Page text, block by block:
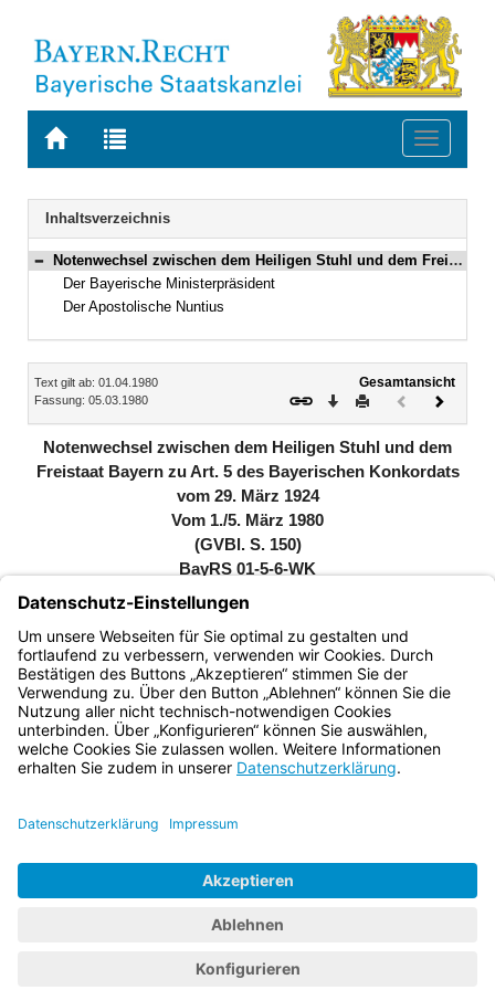
Zur
BAYERN.RECHT
Zur
letzten
Suche
Toggle
Navigation
Inhaltsverzeichnis
Bereich reduzieren
Notenwechsel zwischen dem Heiligen Stuhl und dem Freistaat Bayern zu Art. 5 des Bayerischen Konkordats vom 29. März 1924 Vom 1./5. März 1980 (GVBl. S. 150) BayRS 01-5-6-WK
Der Bayerische Ministerpräsident
Der Apostolische Nuntius
Inhalt
Text gilt ab: 01.04.1980
Fassung: 05.03.1980
Gesamtansicht
Download
DruckenVorheriges
Notenwechsel zwischen dem Heiligen Stuhl und dem
Freistaat Bayern zu Art. 5 des Bayerischen Konkordats
vom 29. März 1924
Vom 1./5. März 1980
(GVBl. S. 150)
BayRS 01-5-6-WK
Vollzitat nach RedR: Notenwechsel zwischen dem Heiligen
Stuhl und dem Freistaat Bayern zu Art. 5 des Bayerischen
Konkordats vom 29. März 1924 vom 1. und 5. März 1980
(GVBl. S. 150, BayRS 01-5-6-WK)
Bayern.de
BayernPortal
Impressum